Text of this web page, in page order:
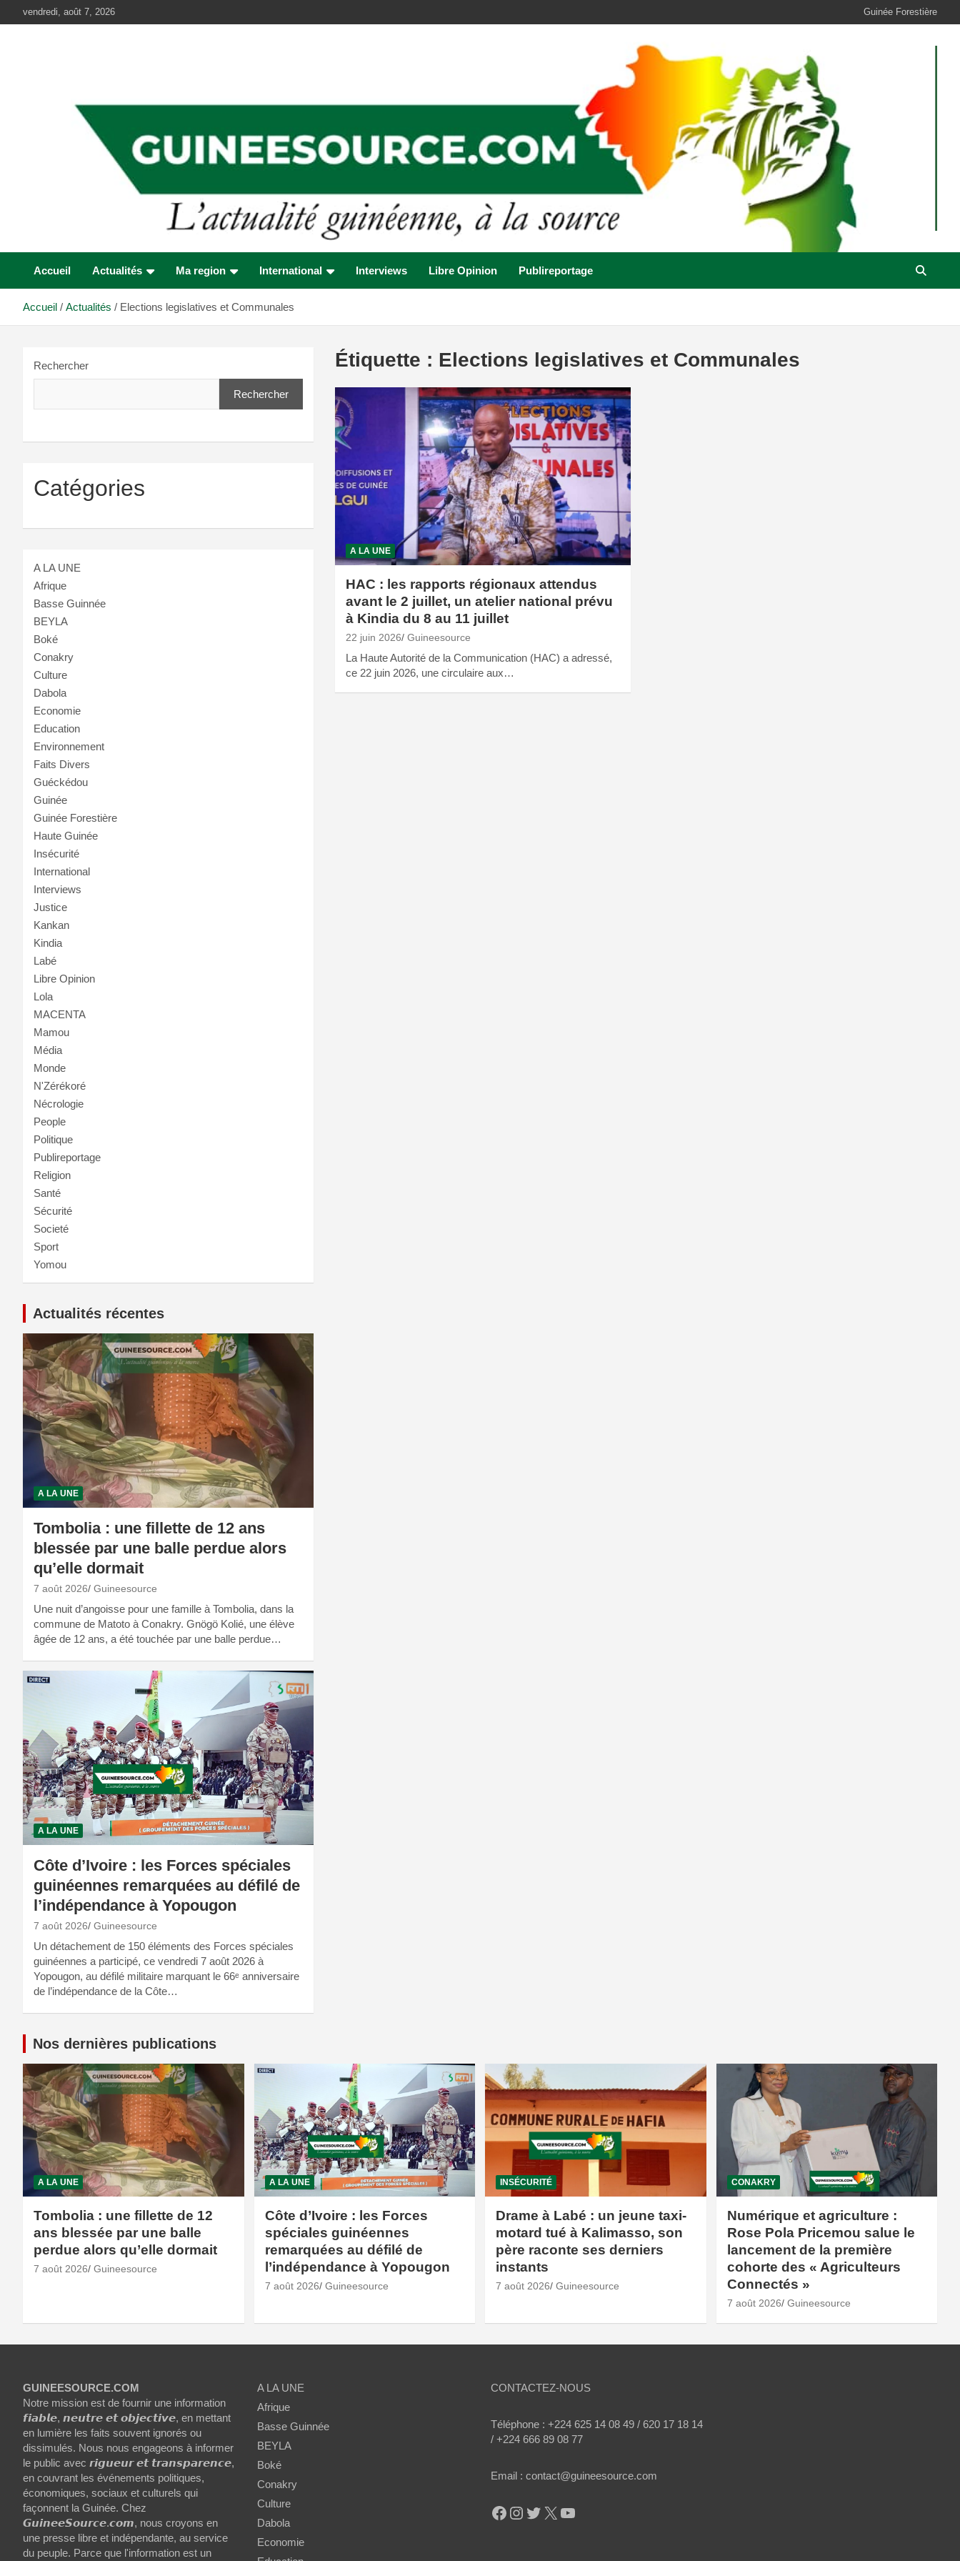
au
vendredi, août 7, 2026 Guinée Forestière
Accueil Actualités Ma region International Interviews Libre Opinion Publireportage
Accueil Actualités Elections legislatives et Communales
Étiquette : Elections legislatives et Communales
A LA UNE
HAC : les rapports régionaux attendus
avant le 2 juillet, un atelier national prévu
à Kindia du 8 au 11 juillet
22 juin 2026 Guineesource
La Haute Autorité de la Communication (HAC) a adressé,
ce 22 juin 2026, une circulaire aux…
Rechercher
Rechercher
Catégories
A LA UNE
Afrique
Basse Guinnée
BEYLA
Boké
Conakry
Culture
Dabola
Economie
Education
Environnement
Faits Divers
Guéckédou
Guinée
Guinée Forestière
Haute Guinée
Insécurité
International
Interviews
Justice
Kankan
Kindia
Labé
Libre Opinion
Lola
MACENTA
Mamou
Média
Monde
N'Zérékoré
Nécrologie
People
Politique
Publireportage
Religion
Santé
Sécurité
Societé
Sport
Yomou
Actualités récentes
A LA UNE
Tombolia : une fillette de 12 ans
blessée par une balle perdue alors
qu’elle dormait
7 août 2026 Guineesource
Une nuit d’angoisse pour une famille à Tombolia, dans la
commune de Matoto à Conakry. Gnögö Kolié, une élève
âgée de 12 ans, a été touchée par une balle perdue…
A LA UNE
Côte d’Ivoire : les Forces spéciales
guinéennes remarquées au défilé de
l’indépendance à Yopougon
7 août 2026 Guineesource
Un détachement de 150 éléments des Forces spéciales
guinéennes a participé, ce vendredi 7 août 2026 à
Yopougon, au défilé militaire marquant le 66ᵉ anniversaire
de l’indépendance de la Côte…
Nos dernières publications
A LA UNE
Tombolia : une fillette de 12
ans blessée par une balle
perdue alors qu’elle dormait
7 août 2026 Guineesource
A LA UNE
Côte d’Ivoire : les Forces
spéciales guinéennes
remarquées au défilé de
l’indépendance à Yopougon
7 août 2026 Guineesource
INSÉCURITÉ
Drame à Labé : un jeune taxi-
motard tué à Kalimasso, son
père raconte ses derniers
instants
7 août 2026 Guineesource
CONAKRY
Numérique et agriculture :
Rose Pola Pricemou salue le
lancement de la première
cohorte des « Agriculteurs
Connectés »
7 août 2026 Guineesource
GUINEESOURCE.COM
Notre mission est de fournir une information
𝙛𝙞𝙖𝙗𝙡𝙚, 𝙣𝙚𝙪𝙩𝙧𝙚 𝙚𝙩 𝙤𝙗𝙟𝙚𝙘𝙩𝙞𝙫𝙚, en mettant
en lumière les faits souvent ignorés ou
dissimulés. Nous nous engageons à informer
le public avec 𝙧𝙞𝙜𝙪𝙚𝙪𝙧 𝙚𝙩 𝙩𝙧𝙖𝙣𝙨𝙥𝙖𝙧𝙚𝙣𝙘𝙚,
en couvrant les événements politiques,
économiques, sociaux et culturels qui
façonnent la Guinée. Chez
𝙂𝙪𝙞𝙣𝙚𝙚𝙎𝙤𝙪𝙧𝙘𝙚.𝙘𝙤𝙢, nous croyons en
une presse libre et indépendante, au service
du peuple. Parce que l'information est un
A LA UNE
Afrique
Basse Guinnée
BEYLA
Boké
Conakry
Culture
Dabola
Economie
CONTACTEZ-NOUS
Téléphone : +224 625 14 08 49 / 620 17 18 14
/ +224 666 89 08 77
Email : contact@guineesource.com
Facebook
Instagram
Twitter
X YouTube